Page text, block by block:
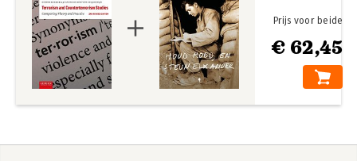
€ 62,45
Prijs voor beide